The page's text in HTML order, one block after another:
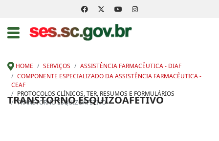
HOME SERVIÇOS
ASSISTÊNCIA FARMACÊUTICA - DIAF
COMPONENTE ESPECIALIZADO DA ASSISTÊNCIA FARMACÊUTICA -
CEAF
PROTOCOLOS CLÍNICOS, TER, RESUMOS E FORMULÁRIOS
TRANSTORNO ESQUIZOAFETIVO
TRANSTORNO ESQUIZOAFETIVO